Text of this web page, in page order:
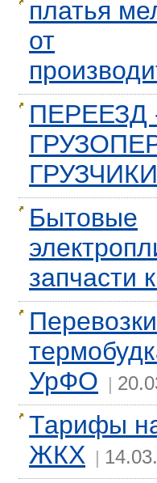
платья
от
ПЕРЕЕЗД
ГРУЗЧИКИ
Бытовые
запчасти
УрФО |
Тарифы
ЖКХ |